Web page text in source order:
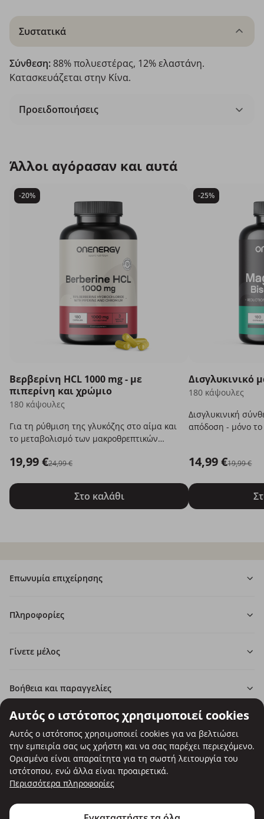
Αυτός ο ιστότοπος χρησιμοποιεί cookies
Αυτός ο ιστότοπος χρησιμοποιεί cookies για να βελτιώσει
την εμπειρία σας ως χρήστη και να σας παρέχει περιεχόμενο.
Ορισμένα είναι απαραίτητα για τη σωστή λειτουργία του
ιστότοπου, ενώ άλλα είναι προαιρετικά.
Περισσότερα πληροφορίες
Συστατικά
Σύνθεση: 88% πολυεστέρας, 12% ελαστάνη.
Κατασκευάζεται στην Κίνα.
Προειδοποιήσεις
Άλλοι αγόρασαν και αυτά
-20%
Βερβερίνη HCL 1000 mg - με
πιπερίνη και χρώμιο
180 κάψουλες
Για τη ρύθμιση της γλυκόζης στο αίμα και
το μεταβολισμό των μακροθρεπτικών
19,99 €24,99 €
Στο καλάθι
-25%
Δισγλυκινικό
180 κάψουλες
Δισγλυκινική
απόδοση - μόνο το
14,99 €19,99 €
Επωνυμία επιχείρησης
Πληροφορίες
Γίνετε μέλος
Βοήθεια και παραγγελίες
Δυνατότητα πληρωμής με κάρτα.
Εγγυημένη προστασία των προσωπικών σας δεδομένων μέσω
κρυπτογράφησης SSL.
Χρήση των cookies